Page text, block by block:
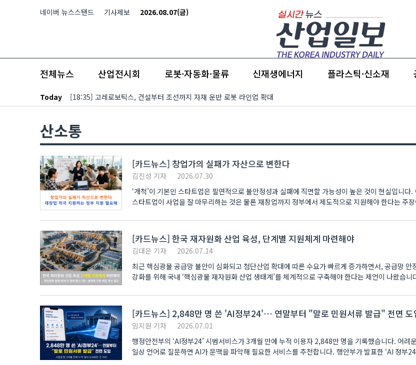
네이버 뉴스스탠드 기사제보 2026.08.07(금)
전체뉴스 산업전시회 로봇·자동화·물류 신재생에너지 플라스틱·신소재
Today [18:35] 고레로보틱스, 건설부터 조선까지 자재 운반 로봇 라인업 확대
산소통
[카드뉴스] 창업가의 실패가 자산으로 변한다
김진성 기자
2026.07.30
‘개척’이 기본인 스타트업은 필연적으로 불안정성과 실패에 직면할 가능성이 높은 것이 현실입니다
스타트업이 사업을 잘 마무리하는 것은 물론 재창업까지 정부에서 제도적으로 지원해야 한다는 주
[카드뉴스] 한국 재자원화 산업 육성, 단계별 지원체계 마련해야
김대은 기자
2026.07.14
최근 핵심광물 공급망 불안이 심화되고 첨단산업 확대에 따른 수요가 빠르게 증가하면서, 공급망 안
강화를 위해 국내 ‘핵심광물 재자원화 산업 생태계’를 체계적으로 구축해야 한다는 제언이 나왔습니
[카드뉴스] 2,848만 명 쓴 'AI정부24'… 연말부터 "말로 민원서류 발급" 전면 도
임지원 기자
2026.07.01
행정안전부의 ‘AI정부24’ 시범서비스가 3개월 만에 누적 이용자 2,848만 명을 기록했습니다. 어려
일상 언어로 질문하면 AI가 문맥을 파악해 필요한 서비스를 추천합니다. 행안부가 발표한 ‘AI 정부